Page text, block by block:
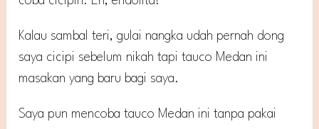
Kalau sambal teri, gulai nangka udah pernah dong
saya cicipi sebelum nikah tapi tauco Medan ini
masakan yang baru bagi saya.
Saya pun mencoba tauco Medan ini tanpa pakai